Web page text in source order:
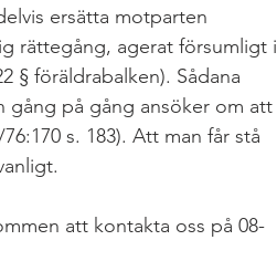
ersätta motparten
rättegång, agerat försumligt i
§ föräldrabalken). Sådana
gång på gång ansöker om att
s. 183). Att man får stå
att kontakta oss på 08-